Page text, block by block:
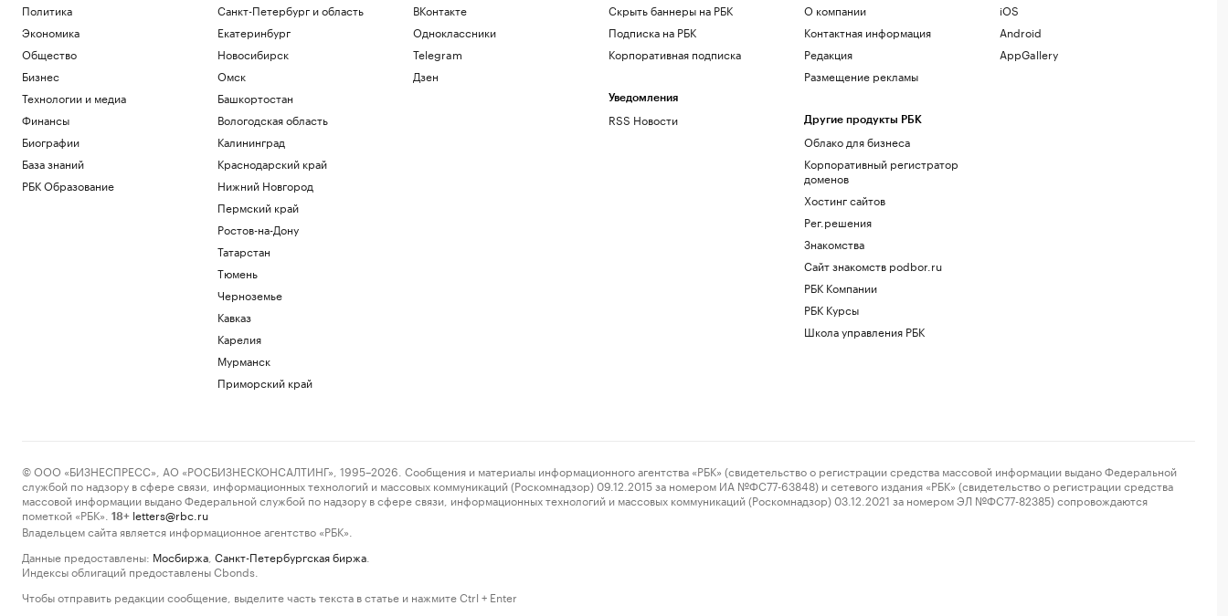
Политика
Экономика
Общество
Бизнес
Технологии и медиа
Финансы
Биографии
База знаний
РБК Образование
Санкт-Петербург и область
Екатеринбург
Новосибирск
Омск
Башкортостан
Вологодская область
Калининград
Краснодарский край
Нижний Новгород
Пермский край
Ростов-на-Дону
Татарстан
Тюмень
Черноземье
Кавказ
Карелия
Мурманск
Приморский край
ВКонтакте
Одноклассники
Telegram
Дзен
Скрыть баннеры на РБК
Подписка на РБК
Корпоративная подписка
Уведомления
RSS Новости
О компании
Контактная информация
Редакция
Размещение рекламы
Другие продукты РБК
Облако для бизнеса
Корпоративный регистратор
доменов
Хостинг сайтов
Рег.решения
Знакомства
Сайт знакомств podbor.ru
РБК Компании
РБК Курсы
Школа управления РБК
iOS
Android
AppGallery
© ООО «БИЗНЕСПРЕСС», АО «РОСБИЗНЕСКОНСАЛТИНГ», 1995–2026. Сообщения и материалы информационного агентства «РБК» (свидетельство о регистрации средства массовой информации выдано Федеральной
службой по надзору в сфере связи, информационных технологий и массовых коммуникаций (Роскомнадзор) 09.12.2015 за номером ИА №ФС77-63848) и сетевого издания «РБК» (свидетельство о регистрации средства
массовой информации выдано Федеральной службой по надзору в сфере связи, информационных технологий и массовых коммуникаций (Роскомнадзор) 03.12.2021 за номером ЭЛ №ФС77-82385) сопровождаются
пометкой «РБК».
18+ letters@rbc.ru
Владельцем сайта является информационное агентство «РБК».
Данные предоставлены: Мосбиржа Санкт-Петербургская биржа
Индексы облигаций предоставлены Cbonds.
Чтобы отправить редакции сообщение, выделите часть текста в статье и нажмите Ctrl + Enter